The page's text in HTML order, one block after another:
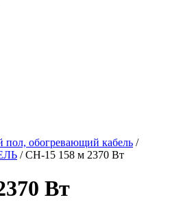
пол, обогревающий кабель /
/СН-15 158 м 2370 Вт
Вт